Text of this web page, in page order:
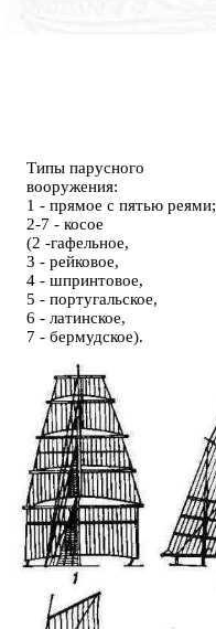
Типы парусного
вооружения:
1 - прямое с пятью реями;
2-7 - косое
(2 -гафельное,
3 - рейковое,
4 - шпринтовое,
5 - португальское,
6 - латинское,
7 - бермудское).